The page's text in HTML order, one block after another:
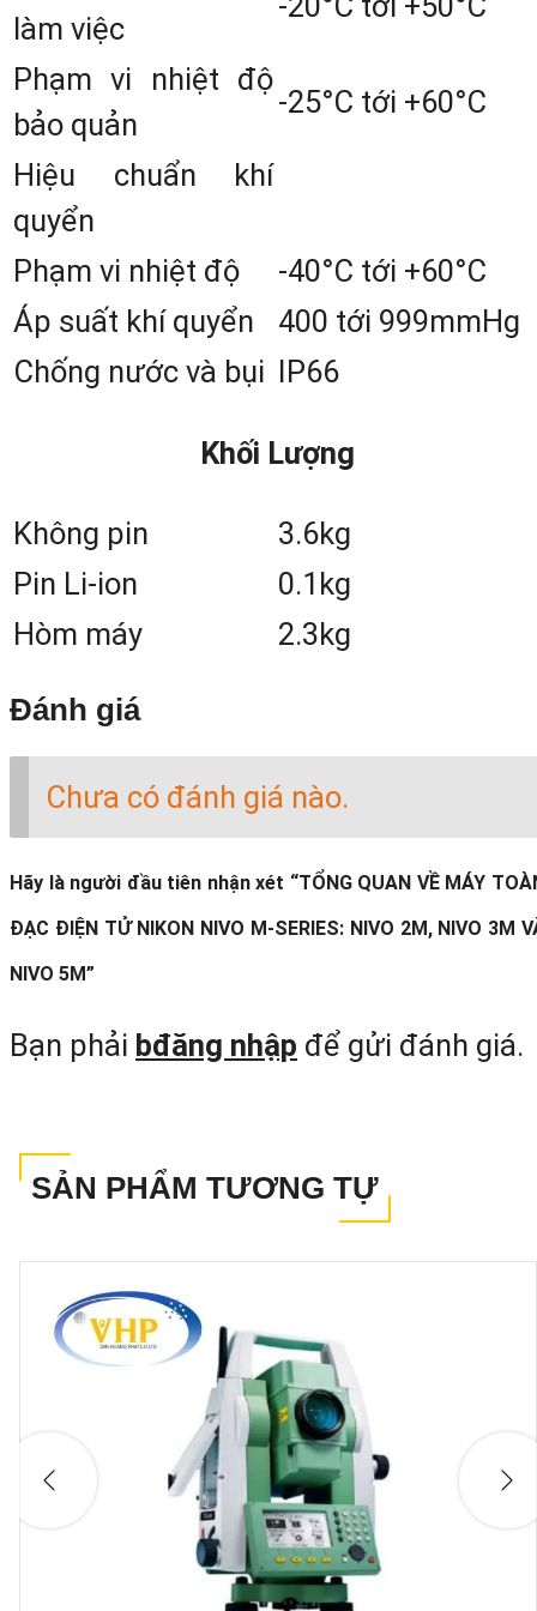
tiện trong việc đo đạc.
cho từng phím giúp việc
Chế độ thay pin nóng:
tiết kiệm thời gian khởi
thiết lập lại trạm máy.
10.000 điểm đo, định
DXF, XML, ASCII, XLS.
Máy toàn đạc điện tử Nikon Nivo
nhỏ gọn, bền bỉ chính là lựa chọn
nhất trong các dòng máy qua sử
hiện nay.
Thông Số Kỹ Thuật Nổi Bật Của
Toàn Đạc Nikon Nivo M-Series
3. Bảng So Sánh Các Thông
Chính Của Máy Toàn Đạc Nivo
làm việc
Phạm vi nhiệt độ
bảo quản
-25°C tới +60°C
Hiệu chuẩn khí
quyển
Phạm vi nhiệt độ
-40°C tới +60°C
Áp suất khí quyển
400 tới 999mmHg
Chống nước và bụi IP66
Khối Lượng
Không pin
3.6kg
Pin Li-ion
0.1kg
Hòm máy
2.3kg
Đánh giá
Chưa có đánh giá nào.
Hãy là người đầu tiên nhận xét “TỔNG QUAN VỀ MÁY
ĐẠC ĐIỆN TỬ NIKON NIVO M-SERIES: NIVO 2M, NIVO 3M
NIVO 5M”
Bạn phải bđăng nhập để gửi đánh giá.
SẢN PHẨM TƯƠNG TỰ